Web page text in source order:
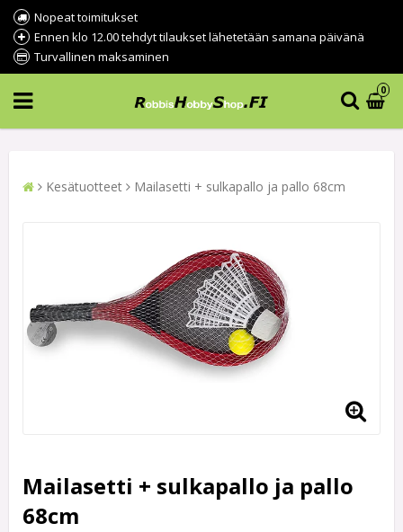
Nopeat toimitukset
Ennen klo 12.00 tehdyt tilaukset lähetetään samana päivänä
Turvallinen maksaminen
0
Kesätuotteet Mailasetti + sulkapallo ja pallo 68cm
Mailasetti + sulkapallo ja pallo
68cm